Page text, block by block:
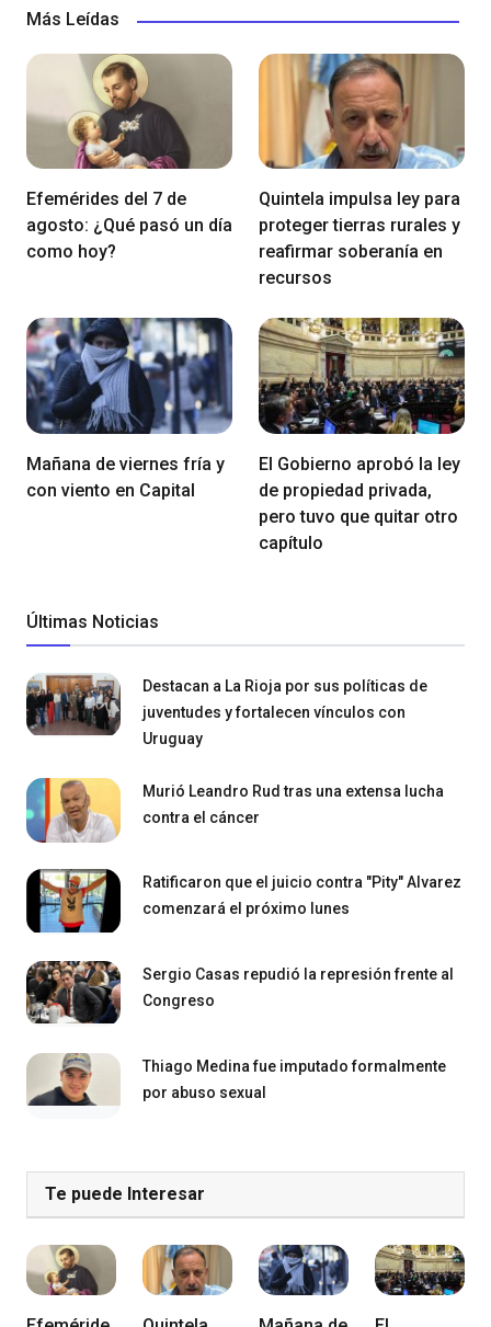
Más Leídas
Efemérides del 7 de
agosto: ¿Qué pasó un día
como hoy?
Quintela impulsa ley para
proteger tierras rurales y
reafirmar soberanía en
recursos
Mañana de viernes fría y
con viento en Capital
El Gobierno aprobó la ley
de propiedad privada,
pero tuvo que quitar otro
capítulo
Últimas Noticias
Destacan a La Rioja por sus políticas de
juventudes y fortalecen vínculos con
Uruguay
Murió Leandro Rud tras una extensa lucha
contra el cáncer
Ratificaron que el juicio contra "Pity" Alvarez
comenzará el próximo lunes
Sergio Casas repudió la represión frente al
Congreso
Thiago Medina fue imputado formalmente
por abuso sexual
Te puede Interesar